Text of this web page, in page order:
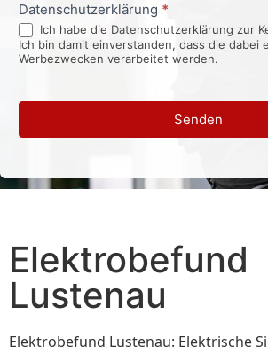
Datenschutzerklärung *
Ich habe die Datenschutzerklärung zur
Ich bin damit einverstanden, dass die dabei
Werbezwecken verarbeitet werden.
Senden
Elektrobefund
Lustenau
Elektrobefund Lustenau: Elektrische